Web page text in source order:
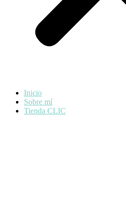
Inicio
Sobre mí
Tienda CLIC